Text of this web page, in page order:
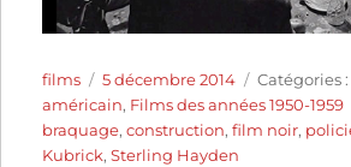
Auteur
films
Publié
le
5 décembre 2014 Catégories
Catégories
américain, Films des années 1950-1959
braquage,construction,film noir,
Kubrick,Sterling Hayden